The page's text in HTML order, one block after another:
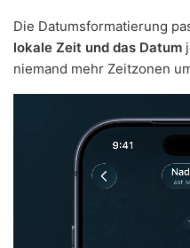
Die Datumsformatierung
lokale Zeit und das Datum
niemand mehr Zeitzonen